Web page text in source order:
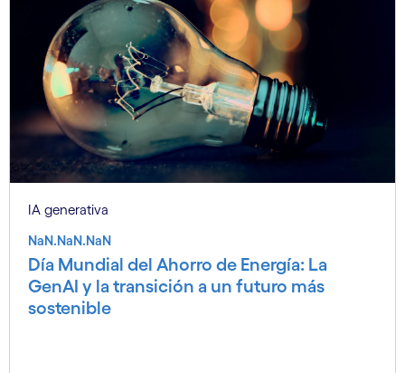
IA generativa
NaN.NaN.NaN
Día Mundial del Ahorro de Energía: La
GenAI y la transición a un futuro más
sostenible